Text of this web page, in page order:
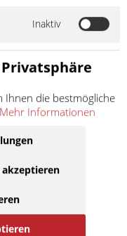
und Verschleißteile für
Warenkorb
Inaktiv
Ihnen die bestmögliche
Mehr Informationen